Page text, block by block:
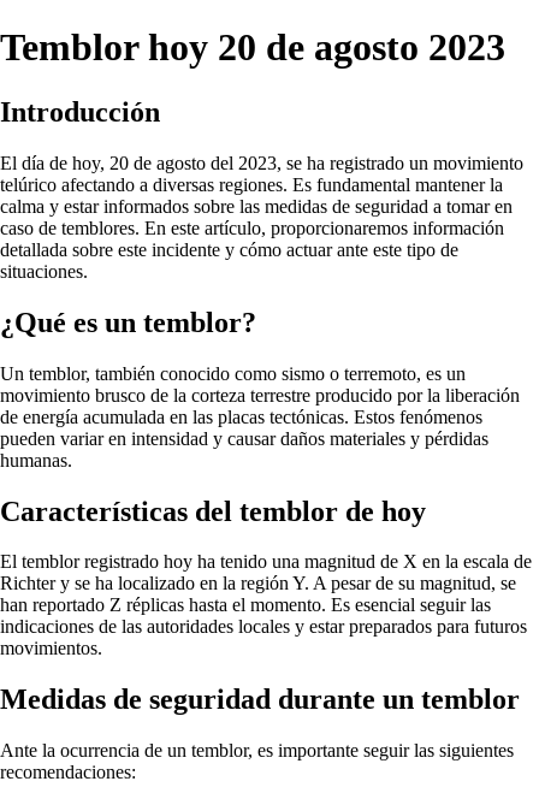
Temblor hoy 20 de agosto 2023
Introducción
El día de hoy, 20 de agosto del 2023, se ha registrado un movimiento
telúrico afectando a diversas regiones. Es fundamental mantener la
calma y estar informados sobre las medidas de seguridad a tomar en
caso de temblores. En este artículo, proporcionaremos información
detallada sobre este incidente y cómo actuar ante este tipo de
situaciones.
¿Qué es un temblor?
Un temblor, también conocido como sismo o terremoto, es un
movimiento brusco de la corteza terrestre producido por la liberación
de energía acumulada en las placas tectónicas. Estos fenómenos
pueden variar en intensidad y causar daños materiales y pérdidas
humanas.
Características del temblor de hoy
El temblor registrado hoy ha tenido una magnitud de X en la escala de
Richter y se ha localizado en la región Y. A pesar de su magnitud, se
han reportado Z réplicas hasta el momento. Es esencial seguir las
indicaciones de las autoridades locales y estar preparados para futuros
movimientos.
Medidas de seguridad durante un temblor
Ante la ocurrencia de un temblor, es importante seguir las siguientes
recomendaciones: